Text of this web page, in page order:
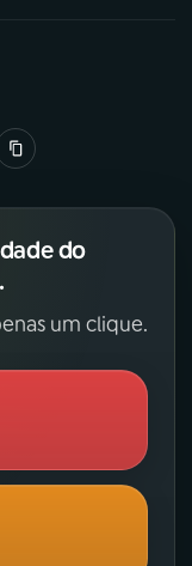
do
um clique.